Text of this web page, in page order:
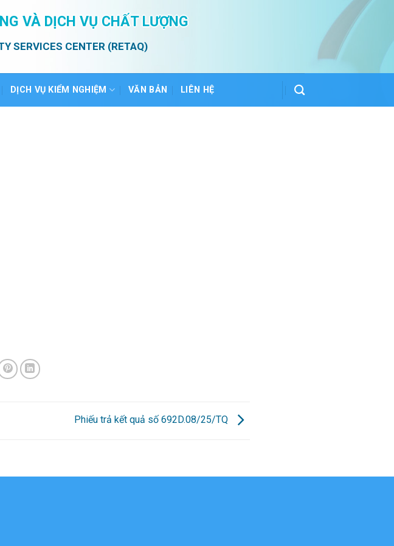
VÀ DỊCH VỤ CHẤT LƯỢNG
SERVICES CENTER (RETAQ)
DỊCH VỤ KIỂM NGHIỆM VĂN BẢN LIÊN HỆ
Phiếu trả kết quả số 692D.08/25/TQ